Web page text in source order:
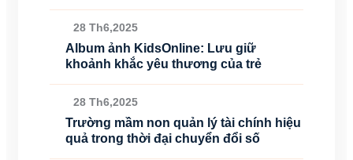
28 Th6,2025
Album ảnh KidsOnline: Lưu giữ
khoảnh khắc yêu thương của trẻ
28 Th6,2025
Trường mầm non quản lý tài chính hiệu
quả trong thời đại chuyển đổi số